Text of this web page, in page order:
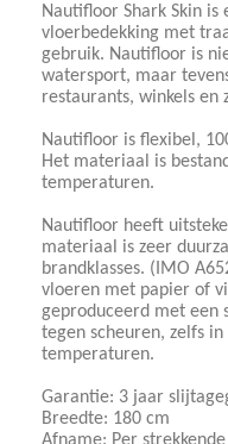
Nautifloor Shark Skin is
vloerbedekking met
gebruik. Nautifloor is
watersport, maar
restaurants, winkels en
Nautifloor is flexibel,
Het materiaal is
temperaturen.
Nautifloor heeft
materiaal is zeer
brandklasses. (IMO
vloeren met papier of
geproduceerd met een
tegen scheuren, zelfs
temperaturen.
Garantie: 3 jaar
Breedte: 180 cm